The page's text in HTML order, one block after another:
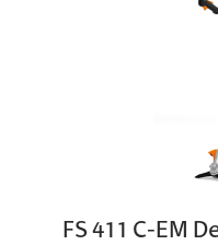
FS 411 C-EM